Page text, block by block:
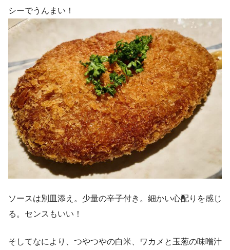
シーでうんまい！
ソースは別皿添え。少量の辛子付き。細かい心配りを感じ
る。センスもいい！
そしてなにより、つやつやの白米、ワカメと玉葱の味噌汁